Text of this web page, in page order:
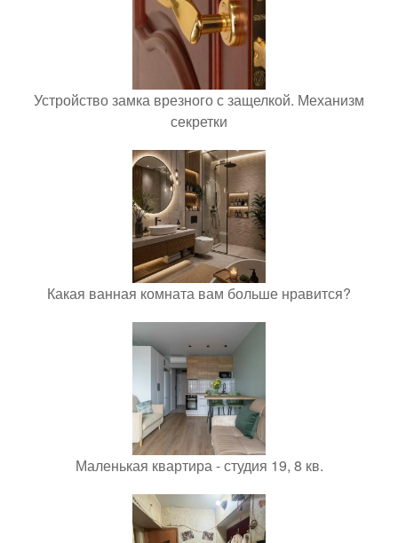
Устройство замка врезного с защелкой. Механизм
секретки
Какая ванная комната вам больше нравится?
Маленькая квартира - студия 19, 8 кв.